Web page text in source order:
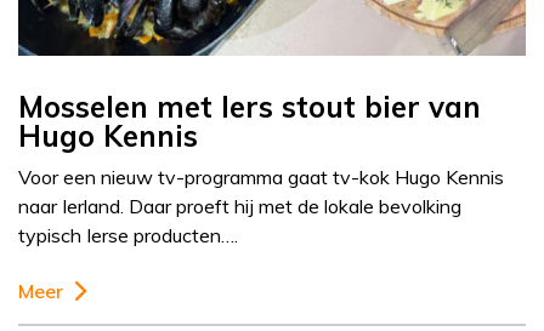
Mosselen met Iers stout bier van
Hugo Kennis
Voor een nieuw tv-programma gaat tv-kok Hugo Kennis
naar Ierland. Daar proeft hij met de lokale bevolking
typisch Ierse producten….
Meer